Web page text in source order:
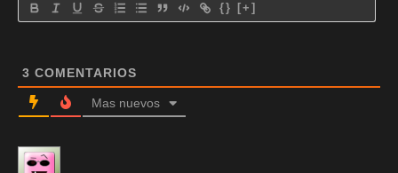
{} [+]
3 COMENTARIOS
Mas nuevos